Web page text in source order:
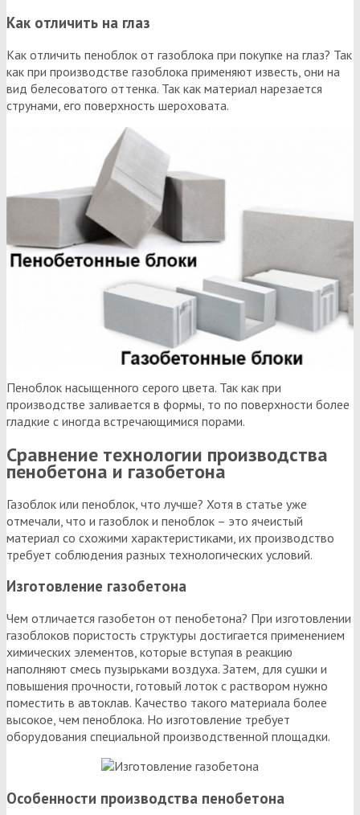
Как отличить на глаз
Как отличить пеноблок от газоблока при покупке на глаз? Так
как при производстве газоблока применяют известь, они на
вид белесоватого оттенка. Так как материал нарезается
струнами, его поверхность шероховата.
Пеноблок насыщенного серого цвета. Так как при
производстве заливается в формы, то по поверхности более
гладкие с иногда встречающимися порами.
Сравнение технологии производства
пенобетона и газобетона
Газоблок или пеноблок, что лучше? Хотя в статье уже
отмечали, что и газоблок и пеноблок – это ячеистый
материал со схожими характеристиками, их производство
требует соблюдения разных технологических условий.
Изготовление газобетона
Чем отличается газобетон от пенобетона? При изготовлении
газоблоков пористость структуры достигается применением
химических элементов, которые вступая в реакцию
наполняют смесь пузырьками воздуха. Затем, для сушки и
повышения прочности, готовый лоток с раствором нужно
поместить в автоклав. Качество такого материала более
высокое, чем пеноблока. Но изготовление требует
оборудования специальной производственной площадки.
Особенности производства пенобетона